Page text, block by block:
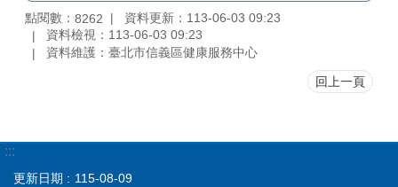
點閱數： 8262
資料更新：113-06-03 09:23
資料檢視：113-06-03 09:23
資料維護：臺北市信義區健康服務中心
回上一頁
:::
更新日期
115-08-09